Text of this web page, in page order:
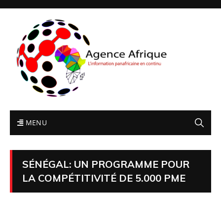
MENU
SÉNÉGAL: UN PROGRAMME POUR
LA COMPÉTITIVITÉ DE 5.000 PME